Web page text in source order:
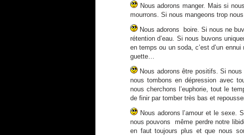
Nous adorons manger. Mais si
mourrons. Si nous mangeons trop
Nous adorons boire. Si nous ne
rétention d’eau. Si nous buvons
en temps ou un soda, c’est d’un
guette…
Nous adorons être positifs. Si
nous tombons en dépression avec
nous cherchons l’euphorie, tout le
de finir par tomber très bas et
Nous adorons l’amour et le sexe.
nous pouvons même perdre notre
en faut toujours plus et que nous